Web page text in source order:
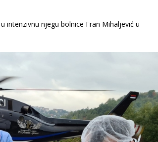
intenzivnu njegu bolnice Fran Mihaljević u